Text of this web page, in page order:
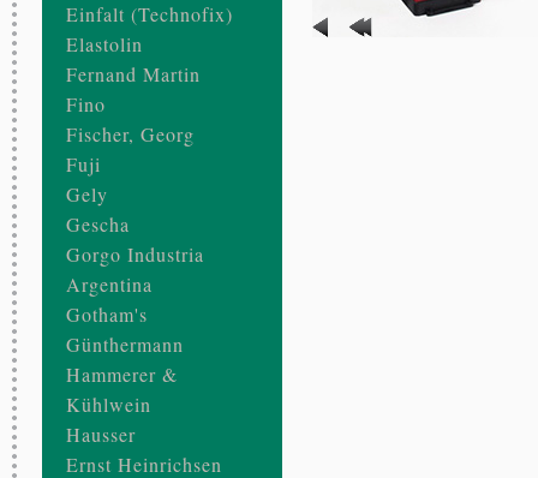
Einfalt (Technofix)
Elastolin
Fernand Martin
Fino
Fischer, Georg
Fuji
Gely
Gescha
Gorgo Industria
Argentina
Gotham's
Günthermann
Hammerer &
Kühlwein
Hausser
Ernst Heinrichsen
– 1941
lithographiée
d’horlogerie
sur le sol en poussant sur les bâtons
7.5 x 18.5 cm